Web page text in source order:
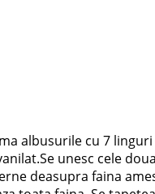
albusurile cu 7
unesc cele
deasupra faina